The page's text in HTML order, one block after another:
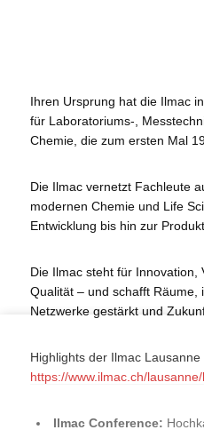
Ihren Ursprung hat die Ilmac
für Laboratoriums-,
Chemie, die zum ersten Mal
Die Ilmac vernetzt Fachleute
modernen Chemie und Life
Entwicklung bis hin zur
Die Ilmac steht für Innovation,
Qualität – und schafft Räume,
Netzwerke gestärkt und
Highlights der Ilmac Lausanne
https://www.ilmac.ch/
Ilmac Conference: